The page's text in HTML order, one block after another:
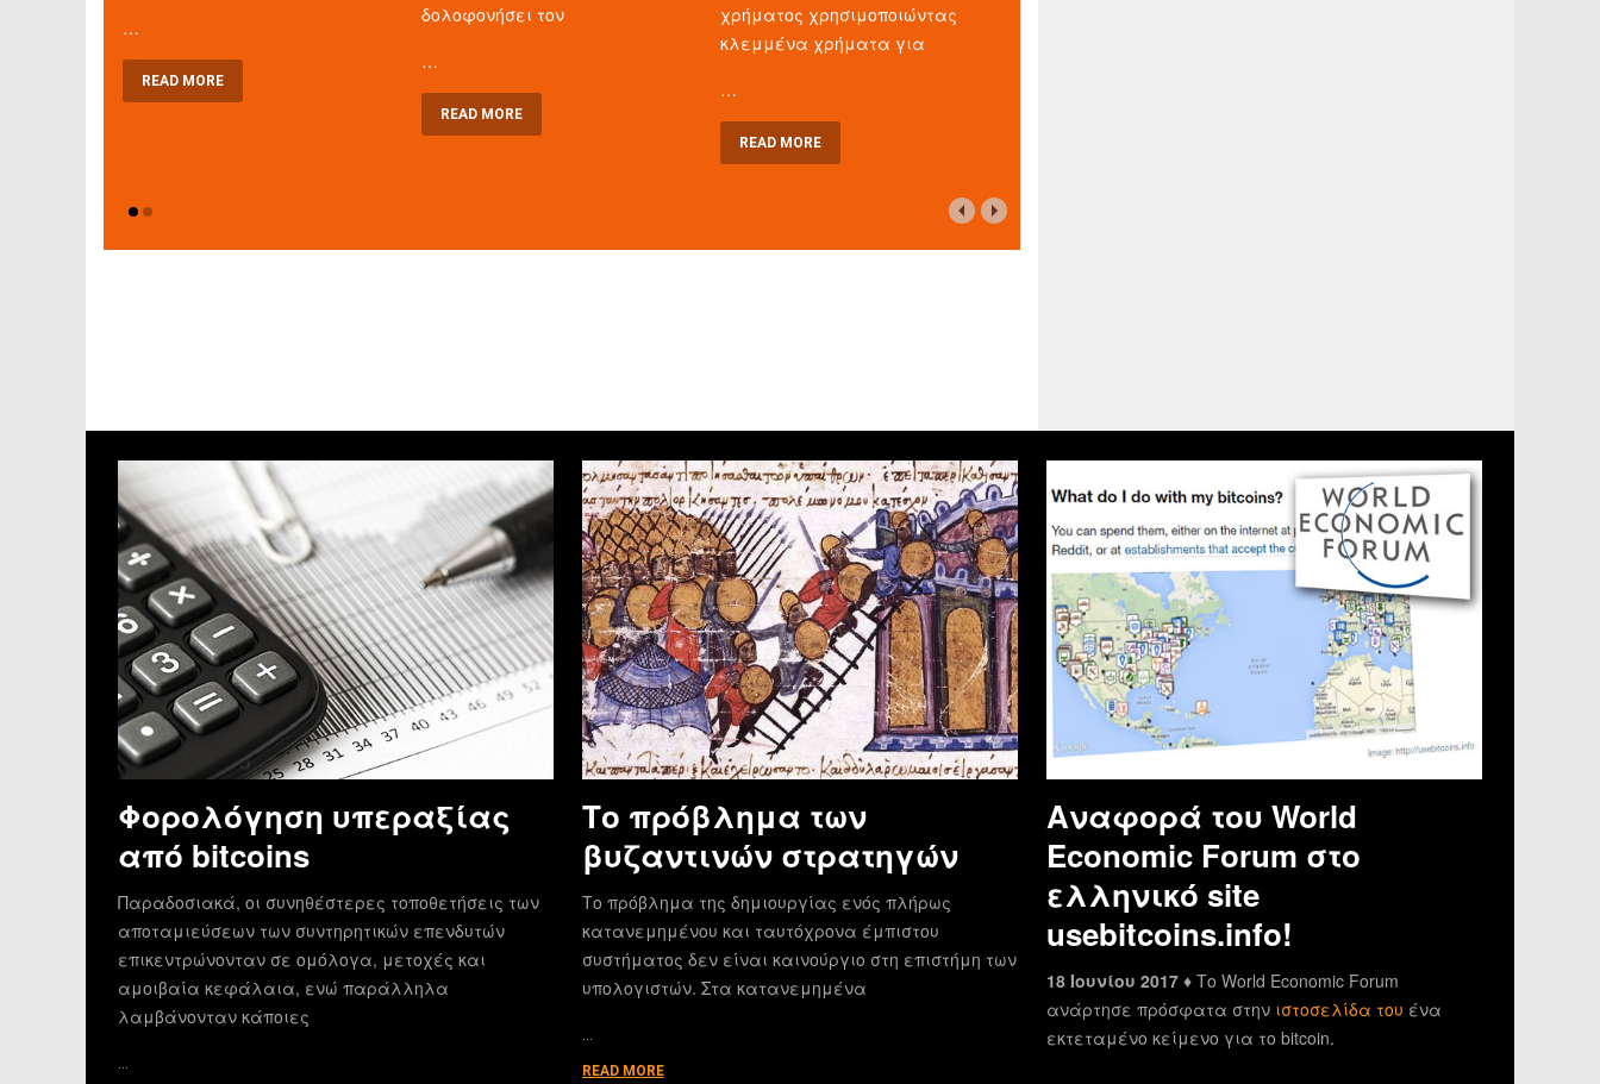
…
READ MORE
δολοφονήσει τον
…
READ MORE
χρήματος χρησιμοποιώντας
κλεμμένα χρήματα για
…
READ MORE
Φορολόγηση υπεραξίας
από bitcoins
Παραδοσιακά, οι συνηθέστερες τοποθετήσεις των
αποταμιεύσεων των συντηρητικών επενδυτών
επικεντρώνονταν σε ομόλογα, μετοχές και
αμοιβαία κεφάλαια, ενώ παράλληλα
λαμβάνονταν κάποιες
Το πρόβλημα των
βυζαντινών στρατηγών
Το πρόβλημα της δημιουργίας ενός πλήρως
κατανεμημένου και ταυτόχρονα έμπιστου
συστήματος δεν είναι καινούργιο στη επιστήμη των
υπολογιστών. Στα κατανεμημένα
READ MORE
Αναφορά του World
Economic Forum στο
ελληνικό site
usebitcoins.info!
18 Ιουνίου 2017 ♦ Το World Economic Forum
ανάρτησε πρόσφατα στην ιστοσελίδα του ένα
εκτεταμένο κείμενο για το bitcoin.